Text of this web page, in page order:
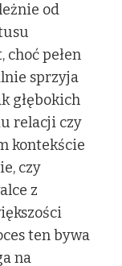
od
choć pełen
sprzyja
głębokich
relacji czy
kontekście
czy
z
ten bywa
na